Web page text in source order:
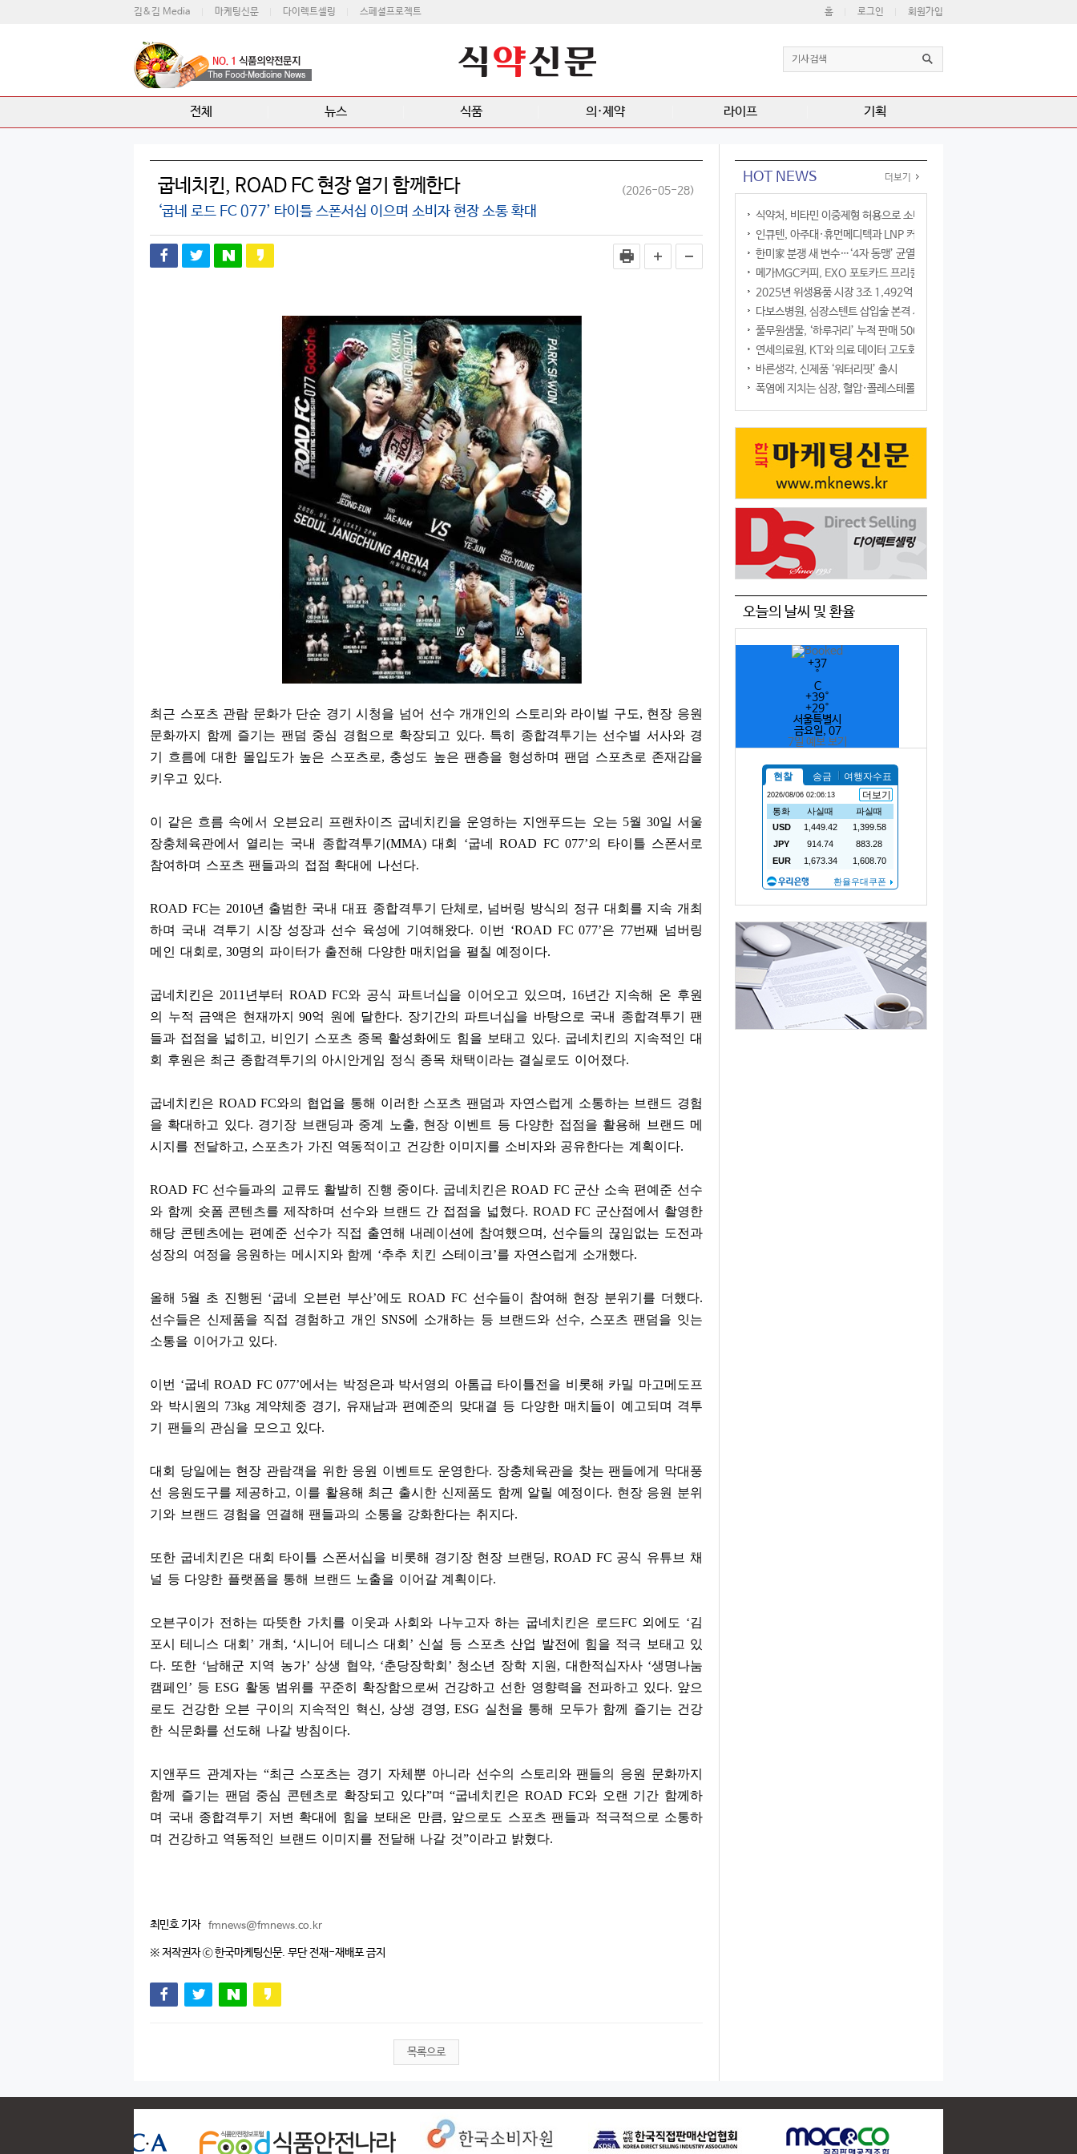
김&김 Media 마케팅신문 다이렉트셀링 스페셜프로젝트 홈 로그인 회원가입
전체 뉴스 식품 의·제약 라이프 기획
굽네치킨, ROAD FC 현장 열기 함께한다 (2026-05-28)
‘굽네 로드 FC 077’ 타이틀 스폰서십 이으며 소비자 현장 소통 확대
최근 스포츠 관람 문화가 단순 경기 시청을 넘어 선수 개개인의 스토리와 라이벌 구도, 현장 응원
문화까지 함께 즐기는 팬덤 중심 경험으로 확장되고 있다. 특히 종합격투기는 선수별 서사와 경
기 흐름에 대한 몰입도가 높은 스포츠로, 충성도 높은 팬층을 형성하며 팬덤 스포츠로 존재감을
키우고 있다.
이 같은 흐름 속에서 오븐요리 프랜차이즈 굽네치킨을 운영하는 지앤푸드는 오는 5월 30일 서울
장충체육관에서 열리는 국내 종합격투기 (MMA) 대회 ‘굽네 ROAD FC 077’의 타이틀 스폰서로
참여하며 스포츠 팬들과의 접점 확대에 나선다.
ROAD FC는 2010년 출범한 국내 대표 종합격투기 단체로, 넘버링 방식의 정규 대회를 지속 개최
하며 국내 격투기 시장 성장과 선수 육성에 기여해왔다. 이번 ‘ROAD FC 077’은 77번째 넘버링
메인 대회로, 30명의 파이터가 출전해 다양한 매치업을 펼칠 예정이다.
굽네치킨은 2011 년부터 ROAD FC와 공식 파트너십을 이어오고 있으며 , 16년간 지속해 온 후원
의 누적 금액은 현재까지 90억 원에 달한다. 장기간의 파트너십을 바탕으로 국내 종합격투기 팬
들과 접점을 넓히고, 비인기 스포츠 종목 활성화에도 힘을 보태고 있다. 굽네치킨의 지속적인 대
회 후원은 최근 종합격투기의 아시안게임 정식 종목 채택이라는 결실로도 이어졌다.
굽네치킨은 ROAD FC와의 협업을 통해 이러한 스포츠 팬덤과 자연스럽게 소통하는 브랜드 경험
을 확대하고 있다. 경기장 브랜딩과 중계 노출, 현장 이벤트 등 다양한 접점을 활용해 브랜드 메
시지를 전달하고, 스포츠가 가진 역동적이고 건강한 이미지를 소비자와 공유한다는 계획이다.
ROAD FC 선수들과의 교류도 활발히 진행 중이다. 굽네치킨은ROAD FC 군산 소속 편예준 선수
와 함께 숏폼 콘텐츠를 제작하며 선수와 브랜드 간 접점을 넓혔다. ROAD FC 군산점에서 촬영한
해당 콘텐츠에는 편예준 선수가 직접 출연해 내레이션에 참여했으며 , 선수들의 끊임없는 도전과
성장의 여정을 응원하는 메시지와 함께 ‘추추 치킨 스테이크’를 자연스럽게 소개했다.
올해 5월 초 진행된 ‘굽네 오븐런 부산’에도 ROAD FC 선수들이 참여해 현장 분위기를 더했다.
선수들은 신제품을 직접 경험하고 개인 SNS에 소개하는 등 브랜드와 선수, 스포츠 팬덤을 잇는
소통을 이어가고 있다.
이번 ‘굽네ROAD FC 077’에서는 박정은과 박서영의 아톰급 타이틀전을 비롯해 카밀 마고메도프
와 박시원의 73kg 계약체중 경기 , 유재남과 편예준의 맞대결 등 다양한 매치들이 예고되며 격투
기 팬들의 관심을 모으고 있다.
대회 당일에는 현장 관람객을 위한 응원 이벤트도 운영한다. 장충체육관을 찾는 팬들에게 막대풍
선 응원도구를 제공하고, 이를 활용해 최근 출시한 신제품도 함께 알릴 예정이다. 현장 응원 분위
기와 브랜드 경험을 연결해 팬들과의 소통을 강화한다는 취지다.
또한 굽네치킨은 대회 타이틀 스폰서십을 비롯해 경기장 현장 브랜딩, ROAD FC 공식 유튜브 채
널 등 다양한 플랫폼을 통해 브랜드 노출을 이어갈 계획이다.
오븐구이가 전하는 따뜻한 가치를 이웃과 사회와 나누고자 하는 굽네치킨은 로드FC 외에도 ‘김
포시 테니스 대회 ’개최 , ‘시니어 테니스 대회 ’ 신설 등 스포츠 산업 발전에 힘을 적극 보태고 있
다. 또한 ‘남해군 지역 농가’상생 협약, ‘춘당장학회 ’ 청소년 장학 지원 , 대한적십자사 ‘생명나눔
캠페인’ 등ESG 활동 범위를 꾸준히 확장함으로써 건강하고 선한 영향력을 전파하고 있다. 앞으
로도 건강한 오븐 구이의 지속적인 혁신, 상생 경영, ESG 실천을 통해 모두가 함께 즐기는 건강
한 식문화를 선도해 나갈 방침이다.
지앤푸드 관계자는 “최근 스포츠는 경기 자체뿐 아니라 선수의 스토리와 팬들의 응원 문화까지
함께 즐기는 팬덤 중심 콘텐츠로 확장되고 있다”며“굽네치킨은 ROAD FC와 오랜 기간 함께하
며 국내 종합격투기 저변 확대에 힘을 보태온 만큼, 앞으로도 스포츠 팬들과 적극적으로 소통하
며 건강하고 역동적인 브랜드 이미지를 전달해 나갈 것”이라고 밝혔다.
최민호 기자 fmnews@fmnews.co.kr
※ 저작권자 ⓒ 한국마케팅신문. 무단 전재-재배포 금지
목록으로
HOT NEWS 더보기
식약처, 비타민 이중제형 허용으로 소비자 선택권 확대
인큐텐, 아주대·휴먼메디텍과 LNP 커큐민 공동연구
한미家 분쟁 새 변수…‘4자 동맹’ 균열 현실화
메가MGC커피, EXO 포토카드 프리퀀시 이벤트
2025년 위생용품 시장 3조 1,492억 원
다보스병원, 심장스텐트 삽입술 본격 시행
풀무원샘물, ‘하루귀리’ 누적 판매 500만 병 돌파
연세의료원, KT와 의료 데이터 고도화 협력
바른생각, 신제품 ‘워터리핏’ 출시
폭염에 지치는 심장, 혈압·콜레스테롤만 챙기면 될까?
오늘의 날씨 및 환율
+37
°
C
+39°
+29°
서울특별시
금요일, 07
7일 예보 보기